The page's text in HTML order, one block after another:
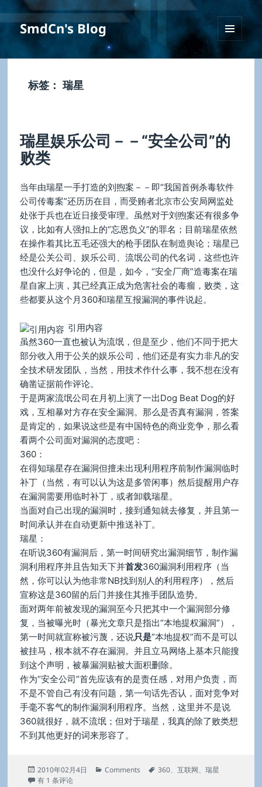
SmdCn's Blog
挂件
标签： 瑞星
瑞星娱乐公司－－“安全公司”的
败类
当年由瑞星一手打造的刘煦案－－即“我国首例杀毒软件
公司传毒案”还历历在目，而受贿者北京市公安局网监处
处张于兵也在近日接受审理。虽然对于刘煦案还有很多争
议，比如有人强扣上的“忘恩负义”的罪名；目前瑞星依然
在操作着其比五毛还强大的枪手团队在制造舆论；瑞星已
经是公关公司、娱乐公司、流氓公司的代名词，这些也许
也没什么好争论的，但是，如今，“安全厂商”造毒案在瑞
星自家上演，其已经真正成为危害社会的毒瘤，败类，这
些都要从这个月360和瑞星互报漏洞的事件说起。
引用内容
虽然360一直也被认为流氓，但是至少，他们不同于把大
部分收入用于公关的娱乐公司，他们还是有实力非凡的安
全技术研发团队，当然，用技术作什么事，我不想在没有
确凿证据前作评论。
于是两家流氓公司在月初上演了一出Dog Beat Dog的好
戏，互相暴对方存在安全漏洞。那么是否真有漏洞，答案
是肯定的，如果说这些是有中国特色的商业竞争，那么看
看两个公司面对漏洞的态度吧：
360：
在得知瑞星存在漏洞但擅未出现利用程序前制作漏洞临时
补丁（当然，有可以认为这是多管闲事）然后提醒用户存
在漏洞需要用临时补丁，或者卸载瑞星。
当面对自己出现的漏洞时，接到通知就去修复，并且第一
时间承认并在自动更新中推送补丁。
瑞星：
在听说360有漏洞后，第一时间研究出漏洞细节，制作漏
洞利用程序并且告知天下并首发360漏洞利用程序（当
然，你可以认为他非常NB找到别人的利用程序），然后
宣称这是360留的后门并接住其推手团队造势。
面对两年前被发现的漏洞至今只把其中一个漏洞部分修
复，当被曝光时（暴光文章只是指出“本地提权漏洞”），
第一时间就宣称被污蔑，还说只是“本地提权”而不是可以
被挂马，根本就不存在漏洞。并且立马网络上基本只能搜
到这个声明，被暴漏洞贴被大面积删除。
作为“安全公司”首先应该有的是责任感，对用户负责，而
不是不管自己有没有问题，第一句话先否认，面对竞争对
手毫不客气的制作漏洞利用程序。当然，这里并不是说
360就很好，就不流氓；但对于瑞星，我真的除了败类想
不到其他更好的词来形容了。
发
布
2010年02月4日
分
Comments
标
360、 互联网、 瑞星
瑞星娱乐公司－－“安全公司”的败类
有 1 条评论